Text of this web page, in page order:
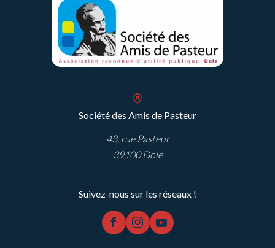
l’Institut
Pasteur
(4)
Société des Amis de Pasteur
43, rue Pasteur
39100 Dole
Suivez-nous sur les réseaux !
facebook
instagramyoutube